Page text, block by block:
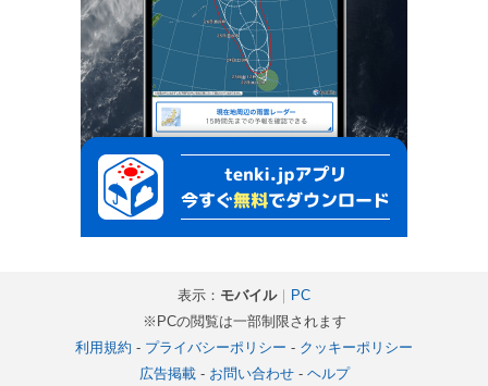
表示： モバイル｜ PC
※PCの閲覧は一部制限されます
利用規約 - プライバシーポリシー - クッキーポリシー
広告掲載- お問い合わせ- ヘルプ